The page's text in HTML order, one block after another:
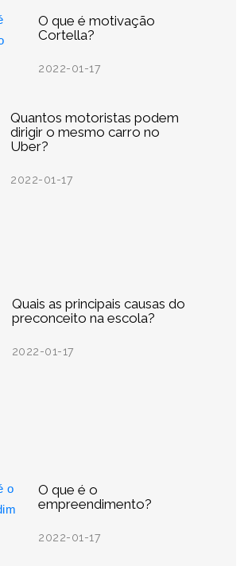
O que é motivação
Cortella?
2022-01-17
Quantos motoristas podem
dirigir o mesmo carro no
Uber?
2022-01-17
Quais as principais causas do
preconceito na escola?
2022-01-17
O que é o
empreendimento?
2022-01-17